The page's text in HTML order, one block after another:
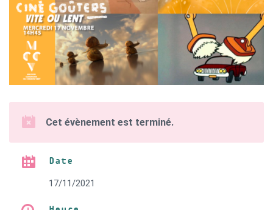
Cet évènement est terminé.
Date
17/11/2021